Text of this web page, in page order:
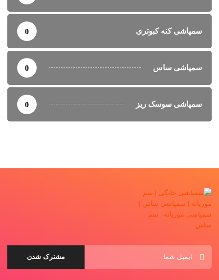
سمپاشی کنه کبوتری 0
سمپاشی ساس 0
سمپاشی سوسک ریز 0